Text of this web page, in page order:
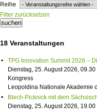
Reihe
Filter zurücksetzen
18 Veranstaltungen
TPG Innovation Summit 2026 –
Dienstag, 25. August 2026,
Kongress
Leopoldina Nationale Akademie
Blech-Picknick mit dem
Dienstag, 25. August 2026,